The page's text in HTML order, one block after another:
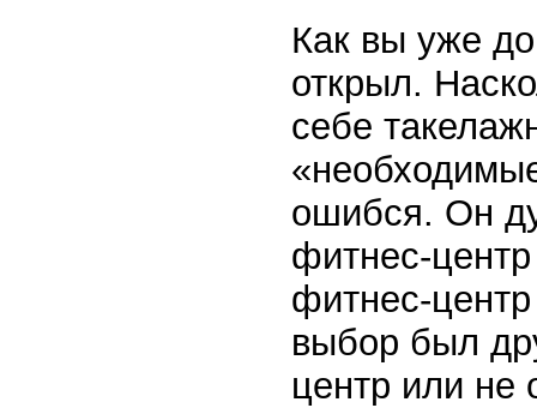
Как вы уже
открыл.
себе
ошибся. Он
фитнес-
фитнес-
выбор был
центр или не